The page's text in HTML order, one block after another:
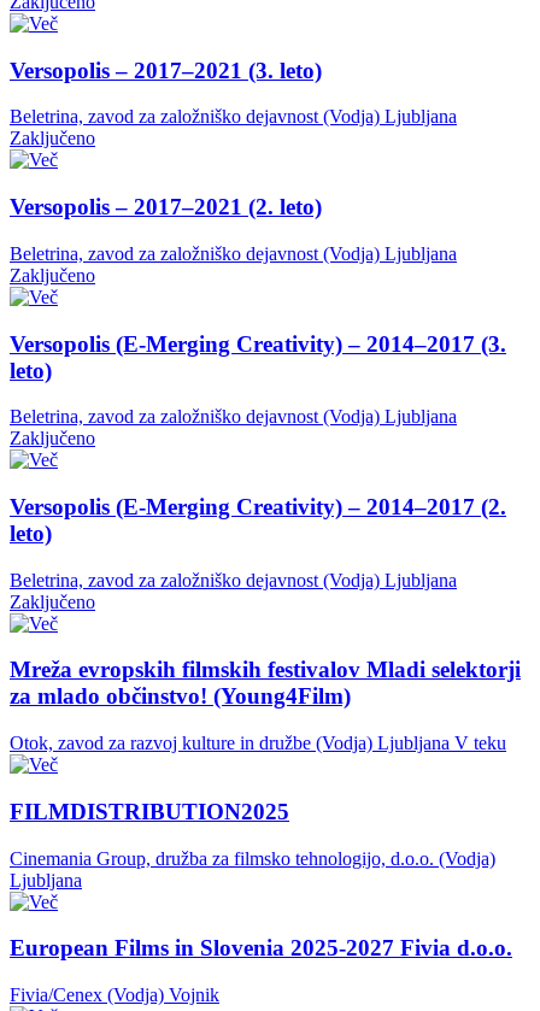
Versopolis – 2017–2021 (3. leto)
Beletrina, zavod za založniško dejavnost (Vodja) Ljubljana
Zaključeno
Versopolis – 2017–2021 (2. leto)
Beletrina, zavod za založniško dejavnost (Vodja) Ljubljana
Zaključeno
Versopolis (E-Merging Creativity) – 2014–2017 (3.
leto)
Beletrina, zavod za založniško dejavnost (Vodja) Ljubljana
Zaključeno
Versopolis (E-Merging Creativity) – 2014–2017 (2.
leto)
Beletrina, zavod za založniško dejavnost (Vodja) Ljubljana
Zaključeno
Mreža evropskih filmskih festivalov Mladi selektorji
za mlado občinstvo! (Young4Film)
Otok, zavod za razvoj kulture in družbe (Vodja) Ljubljana V teku
FILMDISTRIBUTION2025
Cinemania Group, družba za filmsko tehnologijo, d.o.o. (Vodja)
Ljubljana
European Films in Slovenia 2025-2027 Fivia d.o.o.
Fivia/Cenex (Vodja) Vojnik